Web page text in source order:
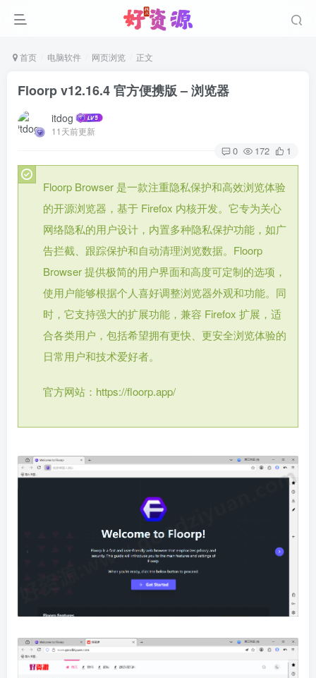
首页 电脑软件 网页浏览 正文
Floorp v12.16.4 官方便携版 – 浏览器
itdog
11天前更新
0 172 1
Floorp Browser 是一款注重隐私保护和高效浏览体验
的开源浏览器，基于 Firefox 内核开发。它专为关心
网络隐私的用户设计，内置多种隐私保护功能，如广
告拦截、跟踪保护和自动清理浏览数据。Floorp
Browser 提供极简的用户界面和高度可定制的选项，
使用户能够根据个人喜好调整浏览器外观和功能。同
时，它支持强大的扩展功能，兼容 Firefox 扩展，适
合各类用户，包括希望拥有更快、更安全浏览体验的
日常用户和技术爱好者。
官方网站：https://floorp.app/